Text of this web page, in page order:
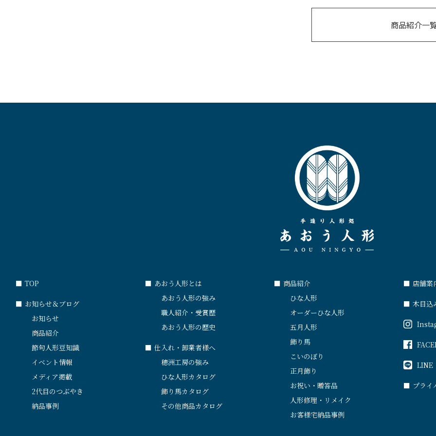
商品紹介一
■ TOP
■ お知らせ＆ブログ
お知らせ
商品紹介
節句人形豆知識
イベント情報
メディア掲載
2代目のつぶやき
納品事例
■ あおう人形とは
あおう人形の強み
職人紹介・受賞歴
あおう人形の歴史
■ 仕入れ・卸業者様へ
穂洲工房の強み
ひな人形カタログ
飾り馬カタログ
その他商品カタログ
■ 商品紹介
ひな人形
オーダーひな人形
五月人形
飾り馬
こいのぼり
正月飾り
お祝い・贈答品
人形修理・リメイク
お客様宅納品事例
■ 店舗案
■ 木目込
LINE
■ プライ